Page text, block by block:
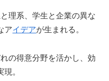
理系、学生と企業の異な
アイデアが生まれる。
の得意分野を活かし、効
。